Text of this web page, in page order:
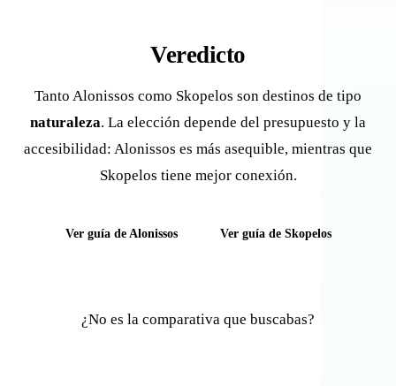
Veredicto
Tanto Alonissos como Skopelos son destinos de tipo
naturaleza. La elección depende del presupuesto y la
accesibilidad: Alonissos es más asequible, mientras que
Skopelos tiene mejor conexión.
Ver guía de Alonissos Ver guía de Skopelos
¿No es la comparativa que buscabas?